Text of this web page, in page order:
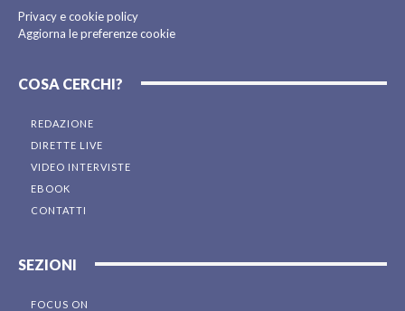
Privacy e cookie policy
Aggiorna le preferenze cookie
COSA CERCHI?
REDAZIONE
DIRETTE LIVE
VIDEO INTERVISTE
EBOOK
CONTATTI
SEZIONI
FOCUS ON